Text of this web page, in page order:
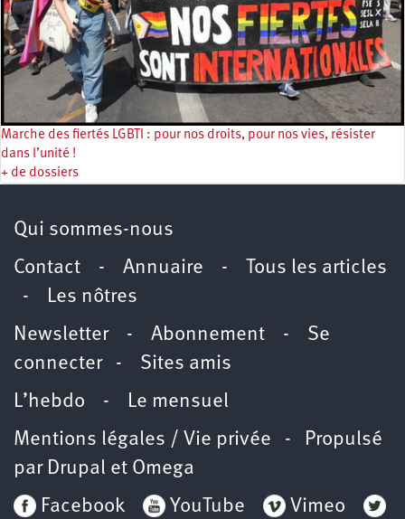
Marche des fiertés LGBTI : pour nos droits, pour nos vies, résister
dans l’unité !
+ de dossiers
Qui sommes-nous
Contact - Annuaire - Tous les articles
-
Les nôtres
Newsletter- Abonnement - Se
connecter- Sites amis
L’hebdo -
Le mensuel
Mentions légales / Vie privée - Propulsé
par Drupal et Omega
Facebook
YouTube Vimeo